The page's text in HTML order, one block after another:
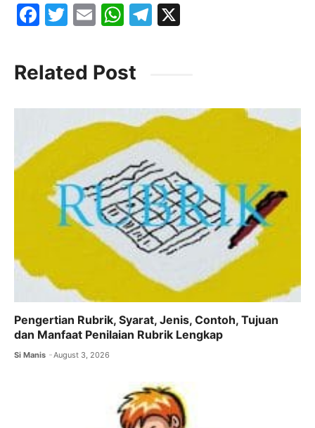
F
c
e
b
o
T
itt
er
E
ai
l
W
at
s
A
p
p
T
a
m
Related Post
Pengertian Rubrik, Syarat, Jenis, Contoh, Tujuan
dan Manfaat Penilaian Rubrik Lengkap
Si Manis August 3, 2026